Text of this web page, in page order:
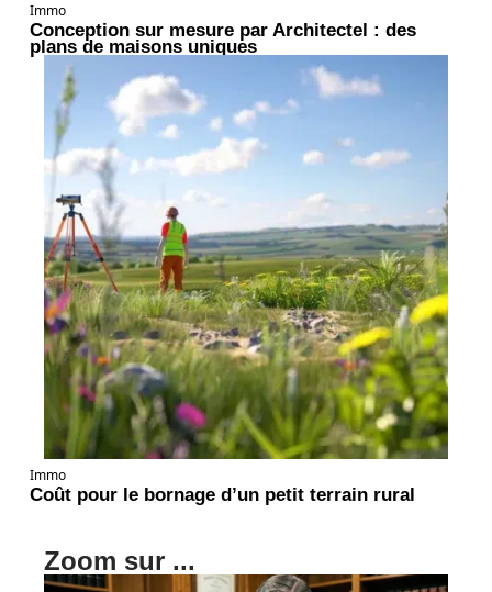
Immo
Conception sur mesure par Architectel : des
plans de maisons uniques
Immo
Coût pour le bornage d’un petit terrain rural
Zoom sur ...